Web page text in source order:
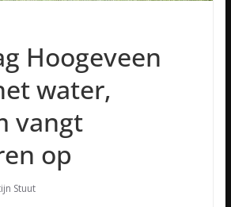
Hoogeveen
water,
vangt
op
Stuut